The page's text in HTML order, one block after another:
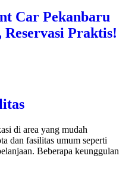
Car Pekanbaru
Praktis!
di area yang mudah
dan fasilitas umum seperti
Beberapa keunggulan